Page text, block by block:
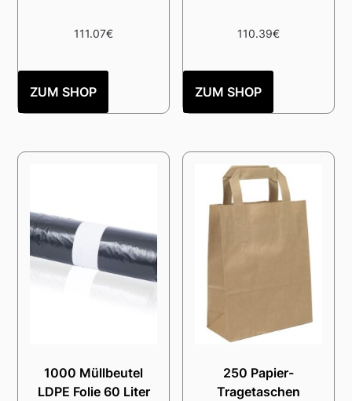
111.07€
ZUM SHOP
110.39€
ZUM SHOP
1000 Müllbeutel
LDPE Folie 60 Liter
250 Papier-
Tragetaschen